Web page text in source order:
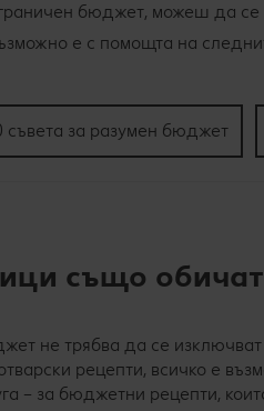
бюджет, можеш да
е с помощта на
съвета за разумен бюджет
също
не трябва да се
рецепти, всичко е
– за бюджетни рецепти,